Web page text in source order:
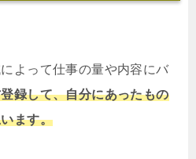
よって仕事の量や内容にバ
録して、自分にあったもの
ます。